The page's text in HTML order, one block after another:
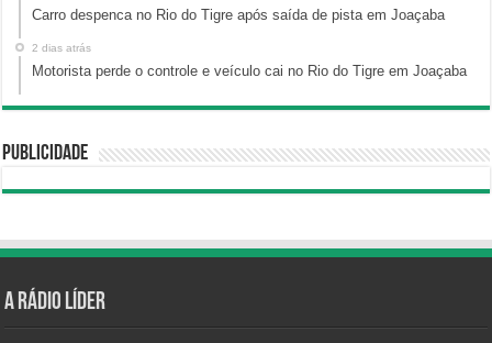
Carro despenca no Rio do Tigre após saída de pista em Joaçaba
2 dias atrás
Motorista perde o controle e veículo cai no Rio do Tigre em Joaçaba
Publicidade
A Rádio Líder